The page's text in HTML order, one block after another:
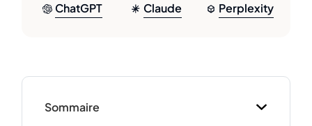
ChatGPT Claude Perplexity
Sommaire